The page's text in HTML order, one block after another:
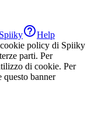
Help
policy di Spiiky
parti. Per
di cookie. Per
questo banner